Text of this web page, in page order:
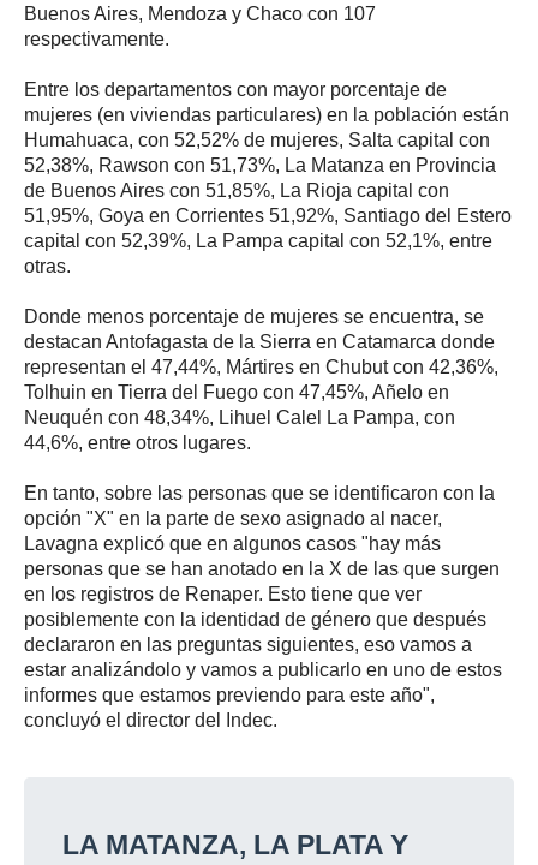
Buenos Aires, Mendoza y Chaco con 107
respectivamente.
Entre los departamentos con mayor porcentaje de
mujeres (en viviendas particulares) en la población están
Humahuaca, con 52,52% de mujeres, Salta capital con
52,38%, Rawson con 51,73%, La Matanza en Provincia
de Buenos Aires con 51,85%, La Rioja capital con
51,95%, Goya en Corrientes 51,92%, Santiago del Estero
capital con 52,39%, La Pampa capital con 52,1%, entre
otras.
Donde menos porcentaje de mujeres se encuentra, se
destacan Antofagasta de la Sierra en Catamarca donde
representan el 47,44%, Mártires en Chubut con 42,36%,
Tolhuin en Tierra del Fuego con 47,45%, Añelo en
Neuquén con 48,34%, Lihuel Calel La Pampa, con
44,6%, entre otros lugares.
En tanto, sobre las personas que se identificaron con la
opción "X" en la parte de sexo asignado al nacer,
Lavagna explicó que en algunos casos "hay más
personas que se han anotado en la X de las que surgen
en los registros de Renaper. Esto tiene que ver
posiblemente con la identidad de género que después
declararon en las preguntas siguientes, eso vamos a
estar analizándolo y vamos a publicarlo en uno de estos
informes que estamos previendo para este año",
concluyó el director del Indec.
LA MATANZA, LA PLATA Y